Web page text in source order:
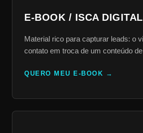
E-BOOK / ISCA DIGITAL
Material rico para capturar leads: o
contato em troca de um conteúdo
QUERO MEU E-BOOK